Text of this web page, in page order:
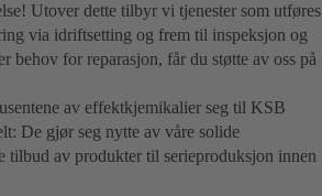
Utover dette tilbyr vi tjenester som utføres
via idriftsetting og frem til inspeksjon og
behov for reparasjon, får du støtte av oss på
av effektkjemikalier seg til KSB
De gjør seg nytte av våre solide
tilbud av produkter til serieproduksjon innen